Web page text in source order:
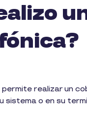
realizar un
o en su